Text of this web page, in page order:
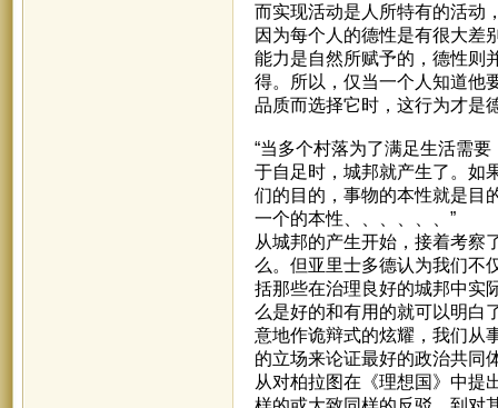
而实现活动是人所特有的活动
因为每个人的德性是有很大
能力是自然所赋予的，德性则
得。所以，仅当一个人知道他
品质而选择它时，这行为才是
“当多个村落为了满足生活需
于自足时，城邦就产生了。如
们的目的，事物的本性就是目
一个的本性、、、、、、”
从城邦的产生开始，接着考察
么。但亚里士多德认为我们不
括那些在治理良好的城邦中实
么是好的和有用的就可以明白
意地作诡辩式的炫耀，我们从
的立场来论证最好的政治共同
从对柏拉图在《理想国》中提